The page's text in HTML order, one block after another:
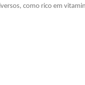
como rico em